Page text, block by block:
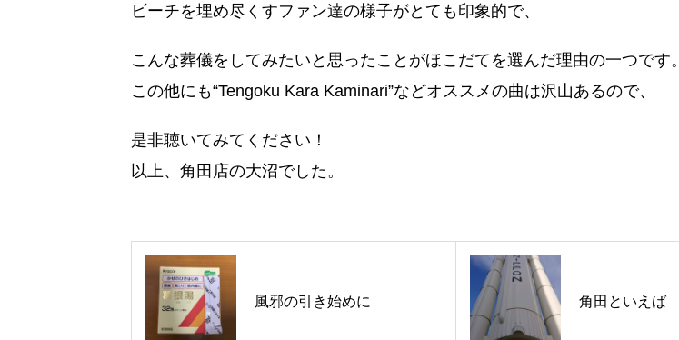
ビーチを埋め尽くすファン達の様子がとても印象的で、
こんな葬儀をしてみたいと思ったことがほこだてを選んだ理由の一つです。
この他にも“Tengoku Kara Kaminari”などオススメの曲は沢山あるので、
是非聴いてみてください！
以上、角田店の大沼でした。
風邪の引き始めに 角田といえば